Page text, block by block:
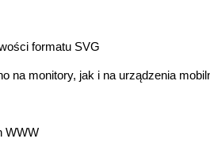
formatu SVG
na monitory, jak i na urządzenia
WWW